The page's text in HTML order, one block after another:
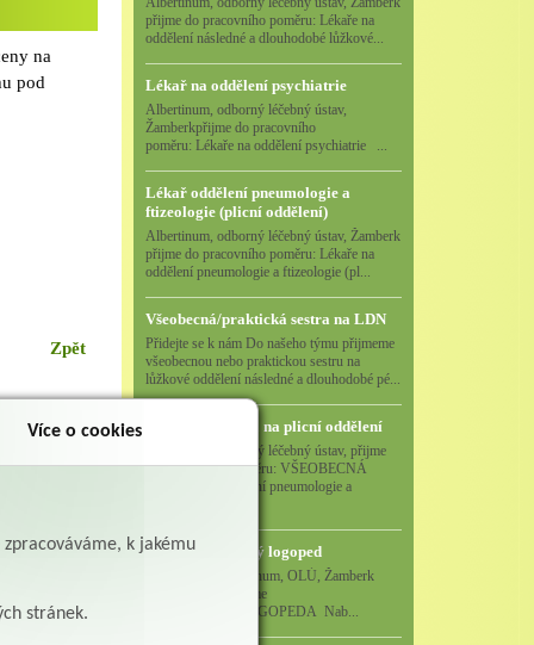
na
pod
Zpět
přijme do pracovního poměru: Lékaře na
oddělení následné a dlouhodobé lůžkové...
Lékař na oddělení psychiatrie
Albertinum, odborný léčebný ústav,
Žamberkpřijme do pracovního
poměru: Lékaře na oddělení psychiatrie ...
Lékař oddělení pneumologie a
ftizeologie (plicní oddělení)
Albertinum, odborný léčebný ústav, Žamberk
přijme do pracovního poměru: Lékaře na
oddělení pneumologie a ftizeologie (pl...
Všeobecná/praktická sestra na LDN
Přidejte se k nám Do našeho týmu přijmeme
všeobecnou nebo praktickou sestru na
lůžkové oddělení následné a dlouhodobé pé...
Všeobecná sestra na plicní oddělení
Albertinum, odborný léčebný ústav, přijme
do pracovního poměru: VŠEOBECNÁ
SESTRA na oddělení pneumologie a
Logoped/klinický logoped
Albertinum, OLÚ, Žamberk
přijme
KLINICKÉHO LOGOPEDA Nab...
Více o cookies
k jakému
stránek.